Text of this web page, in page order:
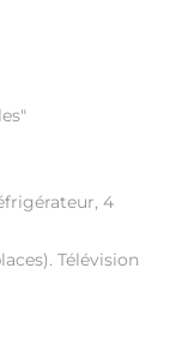
4
Télévision